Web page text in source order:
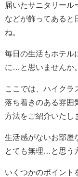
届いたサニタリー
などが飾ってあると
ね。
毎日の生活もホテル
に…と思いませんか。
ここでは、ハイクラ
落ち着きのある雰囲
方法をご紹介いたし
生活感がないお部屋
とても無理…と思う
いくつかのポイント